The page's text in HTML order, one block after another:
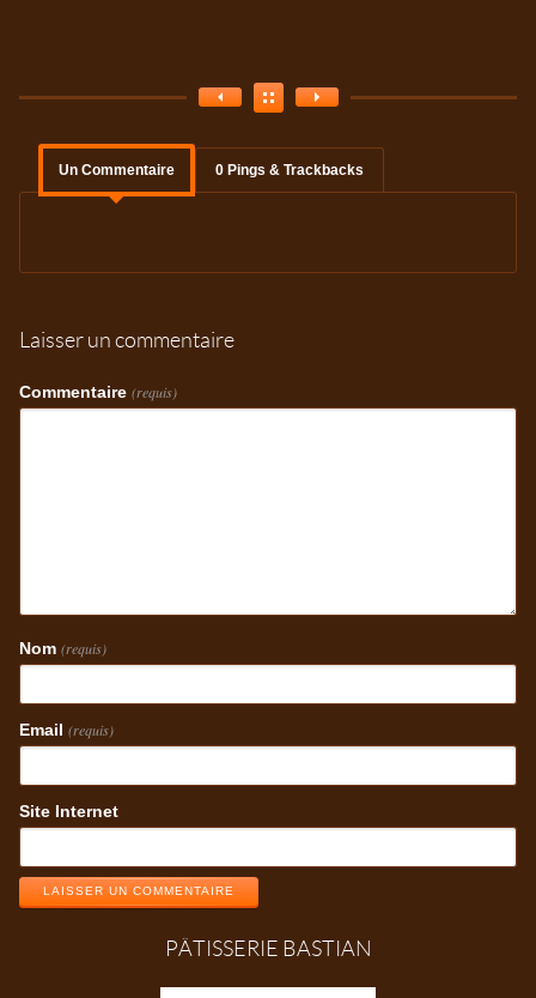
Un Commentaire 0 Pings & Trackbacks
Laisser un commentaire
Commentaire (requis)
Nom (requis)
Email (requis)
Site Internet
LAISSER UN COMMENTAIRE
PÂTISSERIE BASTIAN